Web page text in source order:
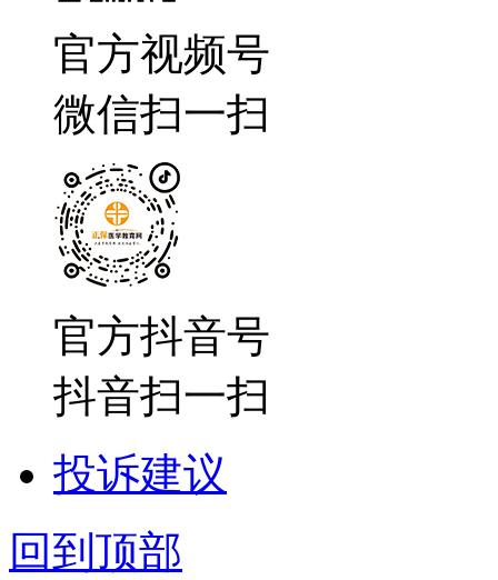
官方视频号
微信扫一扫
官方抖音号
抖音扫一扫
投诉建议
回到顶部